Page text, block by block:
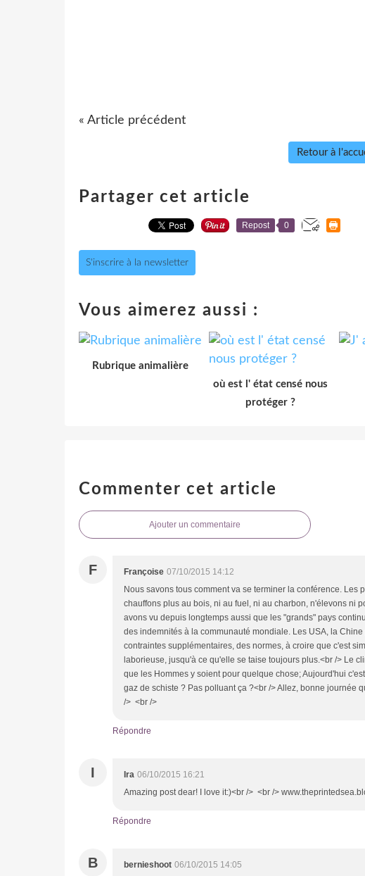
« Article précédent
Retour à
Partager cet article
Repost 0
S'inscrire à la newsletter
Vous aimerez aussi :
Rubrique animalière
où est l' état censé nous
protéger ?
Commenter cet article
Ajouter un commentaire
F Françoise 07/10/2015 14:12
Nous savons tous comment va se terminer la conférence.
chauffons plus au bois, ni au fuel, ni au charbon, n'élevons ni
avons vu depuis longtemps aussi que les "grands" pays
des indemnités à la communauté mondiale. Les USA, la
contraintes supplémentaires, des normes, à croire que c'est
laborieuse, jusqu'à ce qu'elle se taise toujours plus.<br /> Le
que les Hommes y soient pour quelque chose; Aujourd'hui
gaz de schiste ? Pas polluant ça ?<br /> Allez, bonne journée
/> <br />
Répondre
I Ira 06/10/2015 16:21
Amazing post dear! I love it:)<br /> <br />
Répondre
B bernieshoot 06/10/2015 14:05